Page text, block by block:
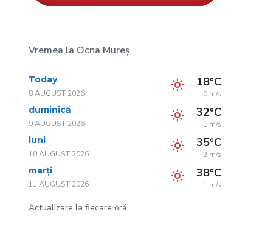
Vremea la Ocna Mureș
Today
8 AUGUST 2026
18°C
0 m/s
duminică
9 AUGUST 2026
32°C
1 m/s
luni
10 AUGUST 2026
35°C
2 m/s
marți
11 AUGUST 2026
38°C
1 m/s
Actualizare la fiecare oră.